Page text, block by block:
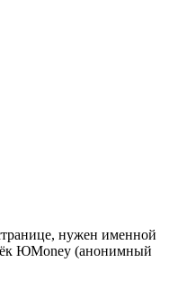
нужен именной
ЮMoney (анонимный